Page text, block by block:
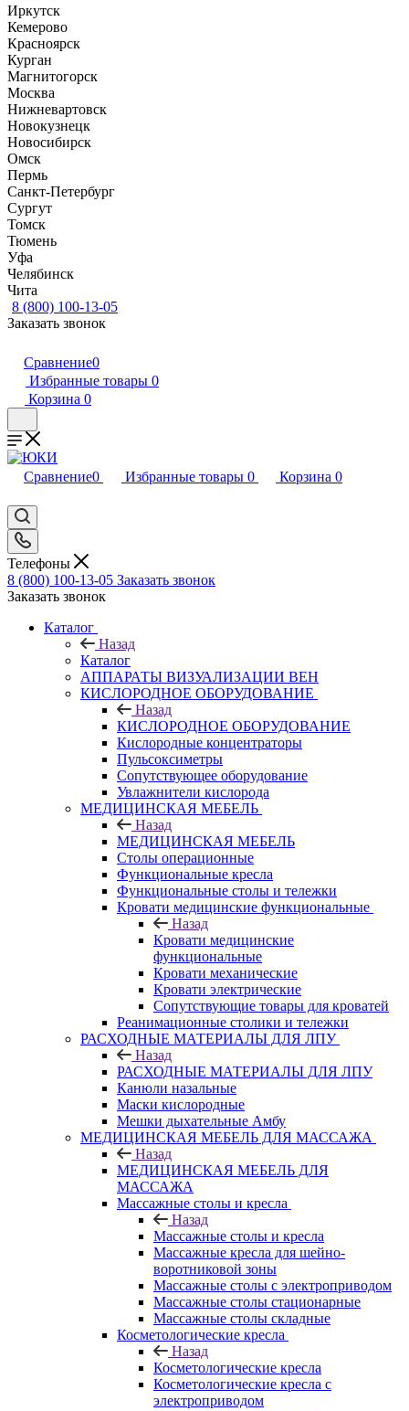
Иркутск
Кемерово
Красноярск
Курган
Магнитогорск
Москва
Нижневартовск
Новокузнецк
Новосибирск
Омск
Пермь
Санкт-Петербург
Сургут
Томск
Тюмень
Уфа
Челябинск
Чита
8 (800) 100-13-05
Заказать звонок
Сравнение0
Избранные товары 0
Корзина 0
Сравнение0 Избранные товары 0 Корзина 0
Телефоны
8 (800) 100-13-05 Заказать звонок
Заказать звонок
Каталог
Назад
Каталог
АППАРАТЫ ВИЗУАЛИЗАЦИИ ВЕН
КИСЛОРОДНОЕ ОБОРУДОВАНИЕ
Назад
КИСЛОРОДНОЕ ОБОРУДОВАНИЕ
Кислородные концентраторы
Пульсоксиметры
Сопутствующее оборудование
Увлажнители кислорода
МЕДИЦИНСКАЯ МЕБЕЛЬ
Назад
МЕДИЦИНСКАЯ МЕБЕЛЬ
Столы операционные
Функциональные кресла
Функциональные столы и тележки
Кровати медицинские функциональные
Назад
Кровати медицинские
функциональные
Кровати механические
Кровати электрические
Сопутствующие товары для кроватей
Реанимационные столики и тележки
РАСХОДНЫЕ МАТЕРИАЛЫ ДЛЯ ЛПУ
Назад
РАСХОДНЫЕ МАТЕРИАЛЫ ДЛЯ ЛПУ
Канюли назальные
Маски кислородные
Мешки дыхательные Амбу
МЕДИЦИНСКАЯ МЕБЕЛЬ ДЛЯ МАССАЖА
Назад
МЕДИЦИНСКАЯ МЕБЕЛЬ ДЛЯ
МАССАЖА
Массажные столы и кресла
Назад
Массажные столы и кресла
Массажные кресла для шейно-
воротниковой зоны
Массажные столы с электроприводом
Массажные столы стационарные
Массажные столы складные
Косметологические кресла
Назад
Косметологические кресла
Косметологические кресла с
электроприводом